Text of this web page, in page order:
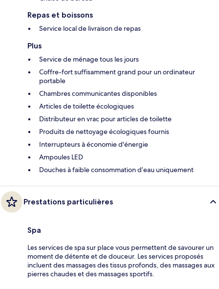
Repas et boissons
Service local de livraison de repas
Plus
Service de ménage tous les jours
Coffre-fort suffisamment grand pour un ordinateur
portable
Chambres communicantes disponibles
Articles de toilette écologiques
Distributeur en vrac pour articles de toilette
Produits de nettoyage écologiques fournis
Interrupteurs à économie d'énergie
Ampoules LED
Douches à faible consommation d’eau uniquement
Prestations particulières
Spa
Les services de spa sur place vous permettent de savourer un
moment de détente et de douceur. Les services proposés
incluent des massages des tissus profonds, des massages aux
pierres chaudes et des massages sportifs.